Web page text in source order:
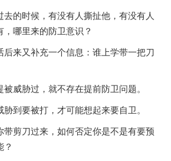
的时候，有没有人撕扯他，有没有人
哪里来的防卫意识？
来又补充一个信息：谁上学带一把刀
胁过，就不存在提前防卫问题。
要被打，才可能想起来要自卫。
剪刀过来，如何否定你是不是有要预
？